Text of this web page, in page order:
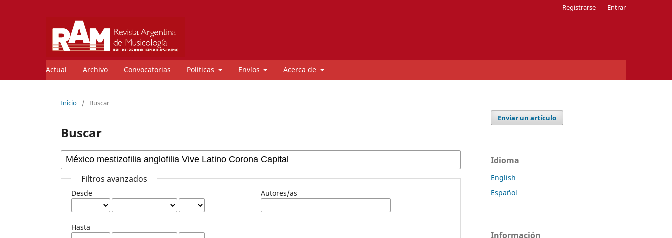
Actual Archivo Convocatorias Políticas Envíos Acerca de
Registrarse Entrar
Inicio / Buscar
Buscar
Filtros avanzados
Desde
Hasta
Autores/as
Enviar un artículo
Idioma
English
Español
Información